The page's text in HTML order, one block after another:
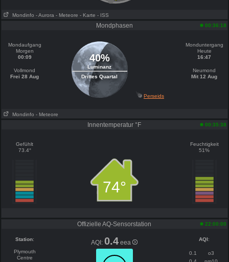
Mondinfo - Aurora - Meteore - Karte - ISS
Mondphasen 00:36:18
Mondaufgang
Morgen
00:09
Vollmond
Frei 28 Aug
40%
Luminanz
Drittes Quartal
Monduntergang
Heute
16:47
Neumond
Mit 12 Aug
Perseids
Mondinfo - Meteore
Innentemperatur °F 00:35:38
Gefühlt
73.4°
74°
Feuchtigkeit
51%
Offizielle AQ-Sensorstation 22:00:00
Station:
Plymouth
Centre
AQI:0.4 eea AQI:
0.1
o3